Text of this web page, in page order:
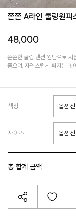
쫀쫀 A라인 쿨링원피
48,000
쫀쫀한 쿨링 텐션 원단으로 시
좋으며, 자연스럽게 퍼지는 핏
색상
사이즈
총 합계 금액